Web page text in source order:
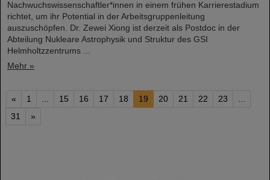
Nachwuchswissenschaftler*innen in einem frühen Karrierestadium
richtet, um ihr Potential in der Arbeitsgruppenleitung
auszuschöpfen. Dr. Zewei Xiong ist derzeit als Postdoc in der
Abteilung Nukleare Astrophysik und Struktur des GSI
Helmholtzzentrums ...
Mehr »
« 1 ... 15 16 17 18 19 20 21 22 23
...
31
»